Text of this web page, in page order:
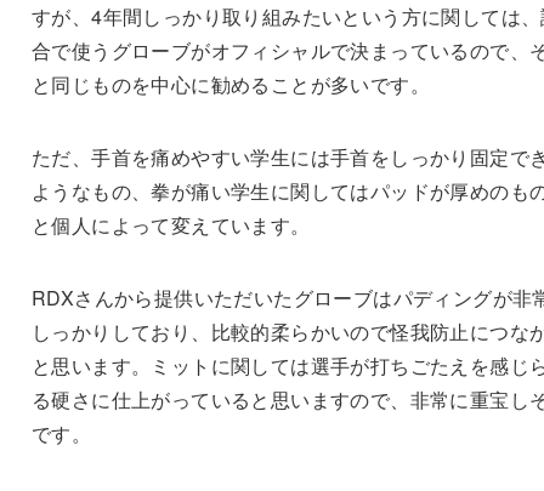
すが、4年間しっかり取り組みたいという方に関しては
合で使うグローブがオフィシャルで決まっているので、
と同じものを中心に勧めることが多いです。
ただ、手首を痛めやすい学生には手首をしっかり固定で
ようなもの、拳が痛い学生に関してはパッドが厚めのも
と個人によって変えています。
RDXさんから提供いただいたグローブはパディングが非
しっかりしており、比較的柔らかいので怪我防止につな
と思います。ミットに関しては選手が打ちごたえを感じ
る硬さに仕上がっていると思いますので、非常に重宝し
です。